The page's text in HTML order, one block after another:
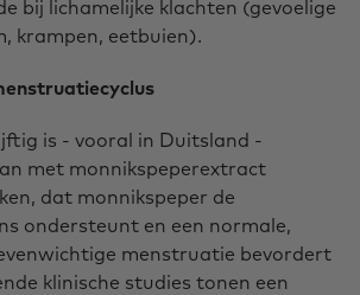
bij lichamelijke klachten (gevoelige
krampen, eetbuien).
is - vooral in Duitsland -
met monnikspeperextract
dat monnikspeper de
ondersteunt en een normale,
menstruatie bevordert
klinische studies tonen een